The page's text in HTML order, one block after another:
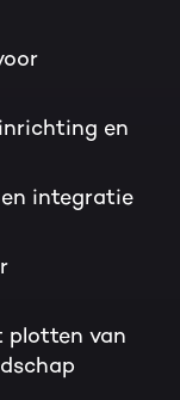
en
integratie
plotten van